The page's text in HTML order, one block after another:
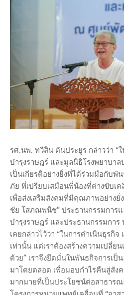
รศ.นพ. ทวีสิน ตันประยูร กล่าวว่า “
บำรุงราษฎร์ และมูลนิธิโรงพยาบาล
เป็นเกียรติอย่างยิ่งที่ได้ร่วมมือกับพั
ภัย ที่เปรียบเสมือนพี่น้องที่ต่างขับเค
เพื่อส่งเสริมสังคมที่มีคุณภาพอย่าง
ชัย โสภณพนิช” ประธานกรรมการ
บำรุงราษฎร์ และประธานกรรมกา
เคยกล่าวไว้ว่า “ในการดำเนินธุรกิจ
เท่านั้น แต่เราต้องสร้างความเปลี่ย
ด้วย” เราจึงยึดมั่นในพันธกิจการเ
มาโดยตลอด เพื่อมอบกำไรคืนสู่สัง
มากมายที่เป็นประโยชน์ต่อสาธารณ